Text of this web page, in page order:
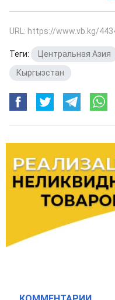
URL: https://www.vb.kg/
Теги: Центральная Азия
Кыргызстан